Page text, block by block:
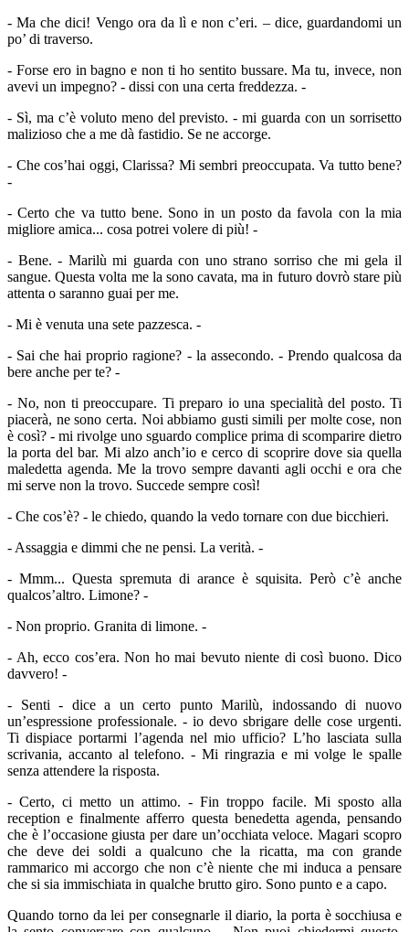
- Ma che dici! Vengo ora da lì e non c’eri. – dice, guardandomi un
po’ di traverso.
- Forse ero in bagno e non ti ho sentito bussare. Ma tu, invece, non
avevi un impegno? - dissi con una certa freddezza. -
- Sì, ma c’è voluto meno del previsto. - mi guarda con un sorrisetto
malizioso che a me dà fastidio. Se ne accorge.
- Che cos’hai oggi, Clarissa? Mi sembri preoccupata. Va tutto bene?
-
- Certo che va tutto bene. Sono in un posto da favola con la mia
migliore amica... cosa potrei volere di più! -
- Bene. - Marilù mi guarda con uno strano sorriso che mi gela il
sangue. Questa volta me la sono cavata, ma in futuro dovrò stare più
attenta o saranno guai per me.
- Mi è venuta una sete pazzesca. -
- Sai che hai proprio ragione? - la assecondo. - Prendo qualcosa da
bere anche per te? -
- No, non ti preoccupare. Ti preparo io una specialità del posto. Ti
piacerà, ne sono certa. Noi abbiamo gusti simili per molte cose, non
è così? - mi rivolge uno sguardo complice prima di scomparire dietro
la porta del bar. Mi alzo anch’io e cerco di scoprire dove sia quella
maledetta agenda. Me la trovo sempre davanti agli occhi e ora che
mi serve non la trovo. Succede sempre così!
- Che cos’è? - le chiedo, quando la vedo tornare con due bicchieri.
- Assaggia e dimmi che ne pensi. La verità. -
- Mmm... Questa spremuta di arance è squisita. Però c’è anche
qualcos’altro. Limone? -
- Non proprio. Granita di limone. -
- Ah, ecco cos’era. Non ho mai bevuto niente di così buono. Dico
davvero! -
- Senti - dice a un certo punto Marilù, indossando di nuovo
un’espressione professionale. - io devo sbrigare delle cose urgenti.
Ti dispiace portarmi l’agenda nel mio ufficio? L’ho lasciata sulla
scrivania, accanto al telefono. - Mi ringrazia e mi volge le spalle
senza attendere la risposta.
- Certo, ci metto un attimo. - Fin troppo facile. Mi sposto alla
reception e finalmente afferro questa benedetta agenda, pensando
che è l’occasione giusta per dare un’occhiata veloce. Magari scopro
che deve dei soldi a qualcuno che la ricatta, ma con grande
rammarico mi accorgo che non c’è niente che mi induca a pensare
che si sia immischiata in qualche brutto giro. Sono punto e a capo.
Quando torno da lei per consegnarle il diario, la porta è socchiusa e